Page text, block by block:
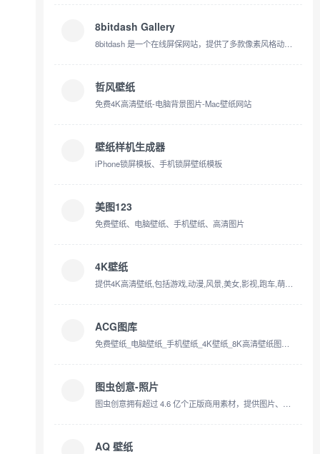
8bitdash Gallery
8bitdash 是一个在线屏保网站，提供了多款像素风格动态壁纸
哲风壁纸
免费4K高清壁纸-电脑背景图片-Mac壁纸网站
壁纸样机生成器
iPhone锁屏模板、手机锁屏壁纸模板
美图123
免费壁纸、电脑壁纸、手机壁纸、高清图片
4K壁纸
提供4K高清壁纸,包括游戏,动漫,风景,美女,影视,跑车,萌物,美食等
ACG图库
免费壁纸_电脑壁纸_手机壁纸_4K壁纸_8K高清壁纸图片免费下载 -【ACG图库官网】
图虫创意-照片
图虫创意拥有超过 4.6 亿个正版商用素材，提供图片、视频、音频等素材在线下载。官方授权证明，购买一次可永久使用。创意素材内容涵盖人物、动物、风景、美食、旅游、建筑、时尚等类别，适用于设计、广告、新媒体等素材运用场景。
AQ 壁纸